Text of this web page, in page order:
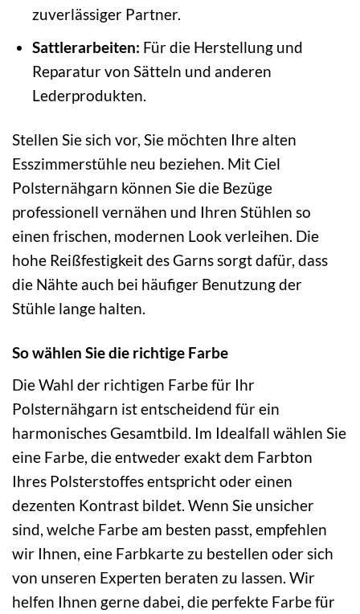
zuverlässiger Partner.
Sattlerarbeiten: Für die Herstellung und
Reparatur von Sätteln und anderen
Lederprodukten.
Stellen Sie sich vor, Sie möchten Ihre alten
Esszimmerstühle neu beziehen. Mit Ciel
Polsternähgarn können Sie die Bezüge
professionell vernähen und Ihren Stühlen so
einen frischen, modernen Look verleihen. Die
hohe Reißfestigkeit des Garns sorgt dafür, dass
die Nähte auch bei häufiger Benutzung der
Stühle lange halten.
So wählen Sie die richtige Farbe
Die Wahl der richtigen Farbe für Ihr
Polsternähgarn ist entscheidend für ein
harmonisches Gesamtbild. Im Idealfall wählen Sie
eine Farbe, die entweder exakt dem Farbton
Ihres Polsterstoffes entspricht oder einen
dezenten Kontrast bildet. Wenn Sie unsicher
sind, welche Farbe am besten passt, empfehlen
wir Ihnen, eine Farbkarte zu bestellen oder sich
von unseren Experten beraten zu lassen. Wir
helfen Ihnen gerne dabei, die perfekte Farbe für